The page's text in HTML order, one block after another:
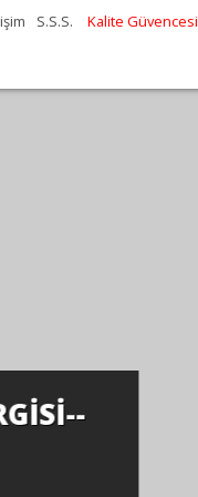
S.S.S. Kalite Güvencesi